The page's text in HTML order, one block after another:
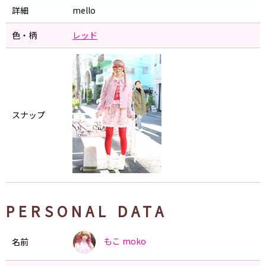
詳細 mello
色・柄 レッド
スナップ
PERSONAL DATA
名前 もこ moko